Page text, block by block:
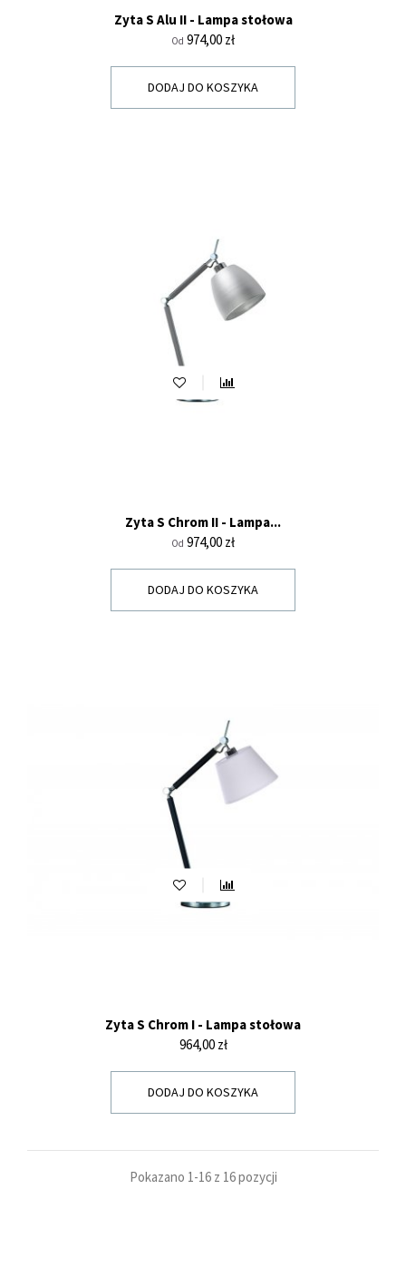
Zyta S Alu II - Lampa stołowa
Od Cena
974,00 zł
DODAJ DO KOSZYKA
Zyta S Chrom II - Lampa...
Od Cena
974,00 zł
DODAJ DO KOSZYKA
Zyta S Chrom I - Lampa stołowa
Cena
964,00 zł
DODAJ DO KOSZYKA
Pokazano 1-16 z 16 pozycji